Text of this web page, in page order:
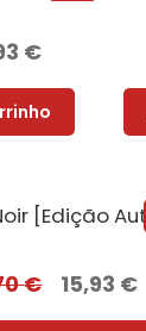
€
€ 15,93 €